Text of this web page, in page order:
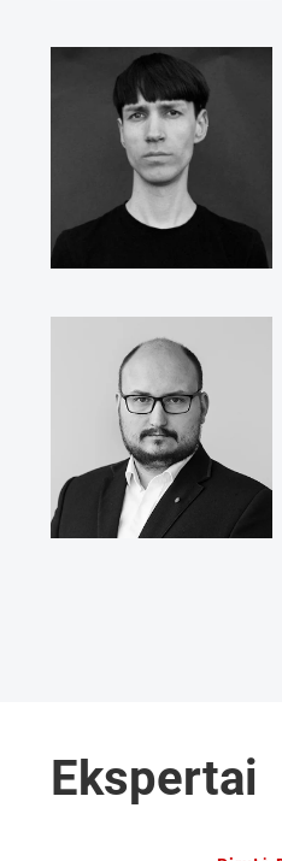
Ekspertai